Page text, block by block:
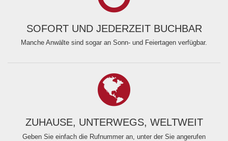
SOFORT UND JEDERZEIT BUCHBAR
Manche Anwälte sind sogar an Sonn- und Feiertagen verfügbar.
ZUHAUSE, UNTERWEGS, WELTWEIT
Geben Sie einfach die Rufnummer an, unter der Sie angerufen